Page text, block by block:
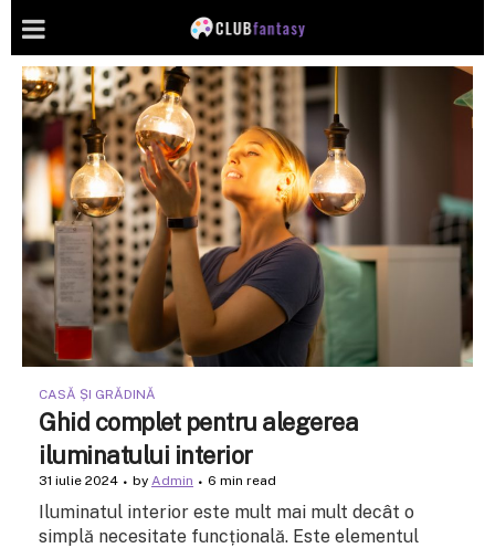
CASĂ ȘI GRĂDINĂ
Ghid complet pentru alegerea
iluminatului interior
31 iulie 2024 by Admin 6 min read
Iluminatul interior este mult mai mult decât o
simplă necesitate funcțională. Este elementul